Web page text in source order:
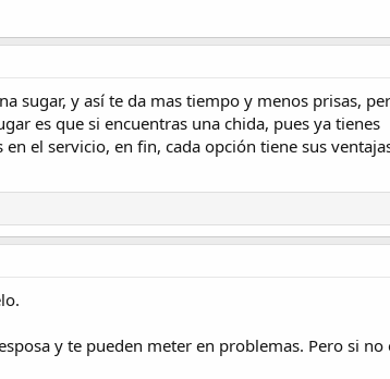
sugar, y así te da mas tiempo y menos prisas,
es que si encuentras una chida, pues ya tienes
el servicio, en fin, cada opción tiene sus
y te pueden meter en problemas. Pero si no